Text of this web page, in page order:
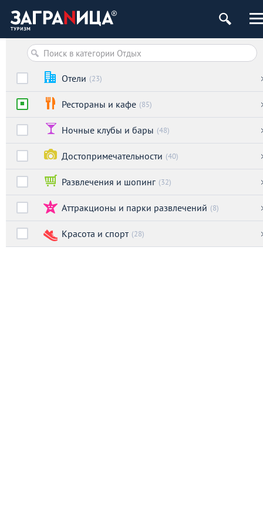
Отели (23)
Рестораны и кафе (85)
Ночные клубы и бары (48)
Достопримечательности (40)
Развлечения и шопинг (32)
Аттракционы и парки развлечений (8)
Красота и спорт (28)